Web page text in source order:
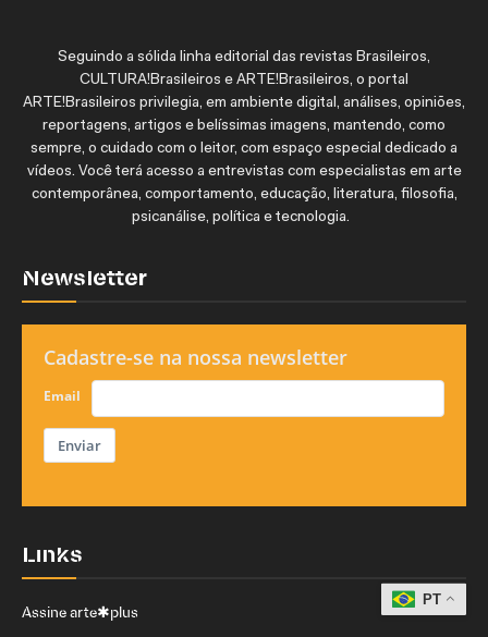
Seguindo a sólida linha editorial das revistas Brasileiros,
CULTURA!Brasileiros e ARTE!Brasileiros, o portal
ARTE!Brasileiros privilegia, em ambiente digital, análises, opiniões,
reportagens, artigos e belíssimas imagens, mantendo, como
sempre, o cuidado com o leitor, com espaço especial dedicado a
vídeos. Você terá acesso a entrevistas com especialistas em arte
contemporânea, comportamento, educação, literatura, filosofia,
psicanálise, política e tecnologia.
Newsletter
Cadastre-se na nossa newsletter
Email
Enviar
Links
Assine arte✱plus
PT